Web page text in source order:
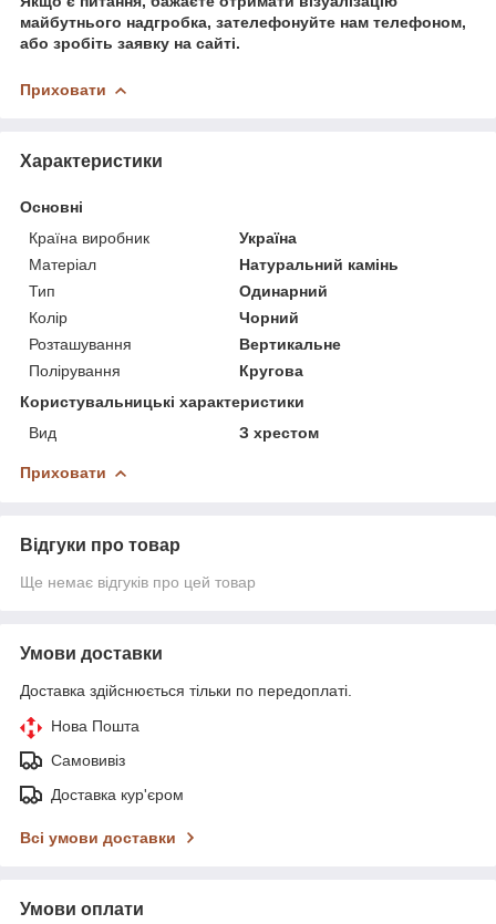
майбутнього надгробка, зателефонуйте нам телефоном,
або зробіть заявку на сайті.
Приховати
Характеристики
Основні
Країна виробник
Україна
Матеріал
Натуральний камінь
Тип
Одинарний
Колір
Чорний
Розташування
Вертикальне
Полірування
Кругова
Користувальницькі характеристики
Вид
З хрестом
Приховати
Відгуки про товар
Ще немає відгуків про цей товар
Умови доставки
Доставка здійснюється тільки по передоплаті.
Нова Пошта
Самовивіз
Доставка кур'єром
Всі умови доставки
Умови оплати